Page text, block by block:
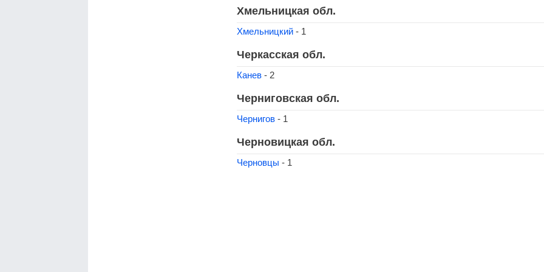
Хмельницкая обл.
Хмельницкий - 1
Черкасская обл.
Канев - 2
Черниговская обл.
Чернигов - 1
Черновицкая обл.
Черновцы - 1